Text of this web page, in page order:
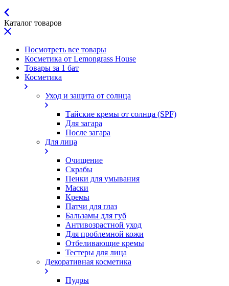
Каталог товаров
Посмотреть все товары
Косметика от Lemongrass House
Товары за 1 бат
Косметика
Уход и защита от солнца
Тайские кремы от солнца (SPF)
Для загара
После загара
Для лица
Очищение
Скрабы
Пенки для умывания
Маски
Кремы
Патчи для глаз
Бальзамы для губ
Антивозрастной уход
Для проблемной кожи
Oтбеливающие кремы
Тестеры для лица
Декоративная косметика
Пудры